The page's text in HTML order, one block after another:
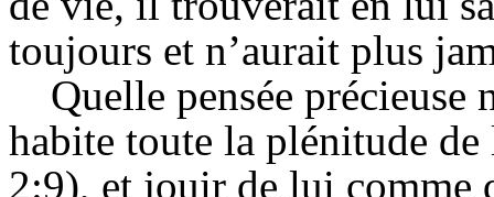
toujours et n’aurait plus
Quelle pensée
habite toute la plénitude
2:9), et jouir de lui comme